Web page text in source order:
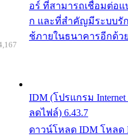
อร์ ที่สามารถเชื่อมต่อ
ก และที่สำคัญมีระบบรั
ช้ภายในธนาคารอีกด้วย
IDM (โปรแกรม
ลดไฟล์) 6.43.7
ดาวน์โหลด IDM โหลด